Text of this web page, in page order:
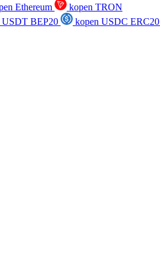
Ethereum
kopen TRON
USDT BEP20 kopen USDC ERC20